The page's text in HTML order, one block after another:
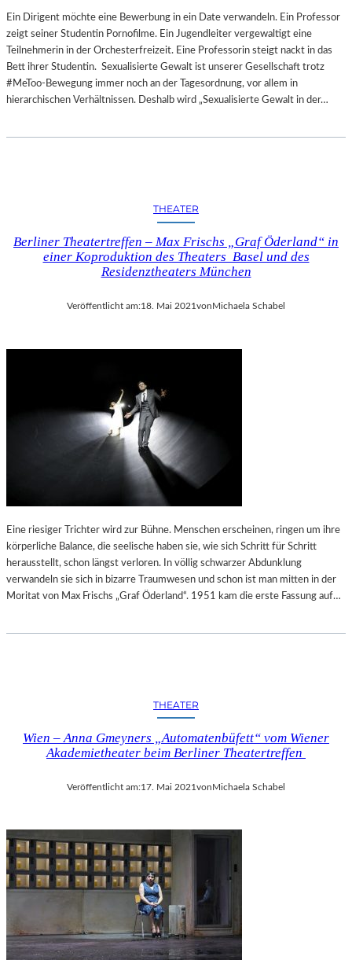
Ein Dirigent möchte eine Bewerbung in ein Date verwandeln. Ein Professor
zeigt seiner Studentin Pornofilme. Ein Jugendleiter vergewaltigt eine
Teilnehmerin in der Orchesterfreizeit. Eine Professorin steigt nackt in das
Bett ihrer Studentin. Sexualisierte Gewalt ist unserer Gesellschaft trotz
#MeToo-Bewegung immer noch an der Tagesordnung, vor allem in
hierarchischen Verhältnissen. Deshalb wird „Sexualisierte Gewalt in der…
THEATER
Berliner Theatertreffen – Max Frischs „Graf Öderland“ in
einer Koproduktion des Theaters Basel und des
Residenztheaters München
Veröffentlicht am:18. Mai 2021 von Michaela Schabel
Eine riesiger Trichter wird zur Bühne. Menschen erscheinen, ringen um ihre
körperliche Balance, die seelische haben sie, wie sich Schritt für Schritt
herausstellt, schon längst verloren. In völlig schwarzer Abdunklung
verwandeln sie sich in bizarre Traumwesen und schon ist man mitten in der
Moritat von Max Frischs „Graf Öderland“. 1951 kam die erste Fassung auf…
THEATER
Wien – Anna Gmeyners „Automatenbüfett“ vom Wiener
Akademietheater beim Berliner Theatertreffen
Veröffentlicht am:17. Mai 2021vonMichaela Schabel